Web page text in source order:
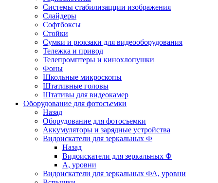
Системы стабилизацции изображения
Слайдеры
Софтбоксы
Стойки
Сумки и рюкзаки для видеооборудования
Тележка и привод
Телепромптеры и кинохлопушки
Фоны
Школьные микроскопы
Штативные головы
Штативы для видеокамер
Оборудование для фотосъемки
Назад
Оборудование для фотосъемки
Аккумуляторы и зарядные устройства
Видоискатели для зеркальных Ф
Назад
Видоискатели для зеркальных Ф
А, уровни
Видоискатели для зеркальных ФА, уровни